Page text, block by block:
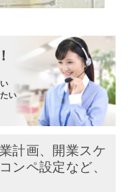
い
計画、開業スケ
ンペ設定など、